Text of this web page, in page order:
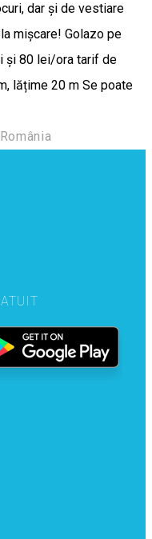
dar și de vestiare
mișcare! Golazo pe
și 80 lei/ora tarif de
lățime 20 m Se poate